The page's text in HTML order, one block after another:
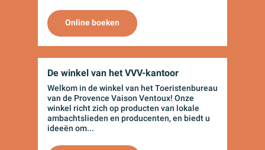
Online boeken
De winkel van het VVV-kantoor
Welkom in de winkel van het Toeristenbureau
van de Provence Vaison Ventoux! Onze
winkel richt zich op producten van lokale
ambachtslieden en producenten, en biedt u
ideeën om...